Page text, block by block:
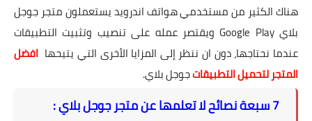
هناك الكثير من مستخدمي هواتف اندرويد يستعملون متجر جوجل
بلاي Google Play ويقتصر عمله على تنصيب وتثبيت التطبيقات
عندما نحتاجها، دون ان ننظر إلى المزايا الأخرى التي يتيحها افضل
المتجر لتحميل التطبيقاتجوجل بلاي.